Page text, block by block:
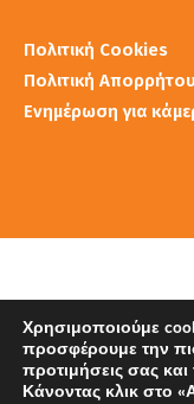
Πολιτική Cookies
Πολιτική Απορρήτου
Ενημέρωση για
Χρησιμοποιούμε
προσφέρουμε την
προτιμήσεις σας και
Κάνοντας κλικ στο